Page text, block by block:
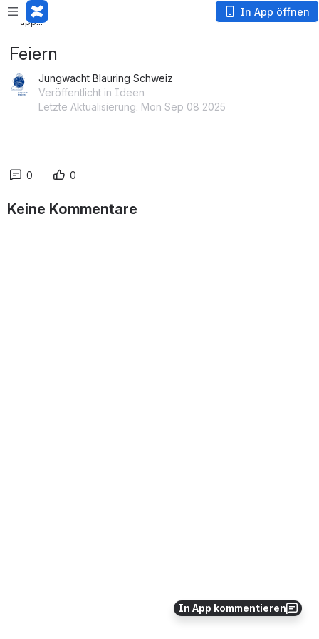
Loading
app...
In App öffnen
In App kommentieren
Feiern
Jungwacht Blauring Schweiz
Veröffentlicht in Ideen
Letzte Aktualisierung: Mon Sep 08 2025
0 0
Keine Kommentare